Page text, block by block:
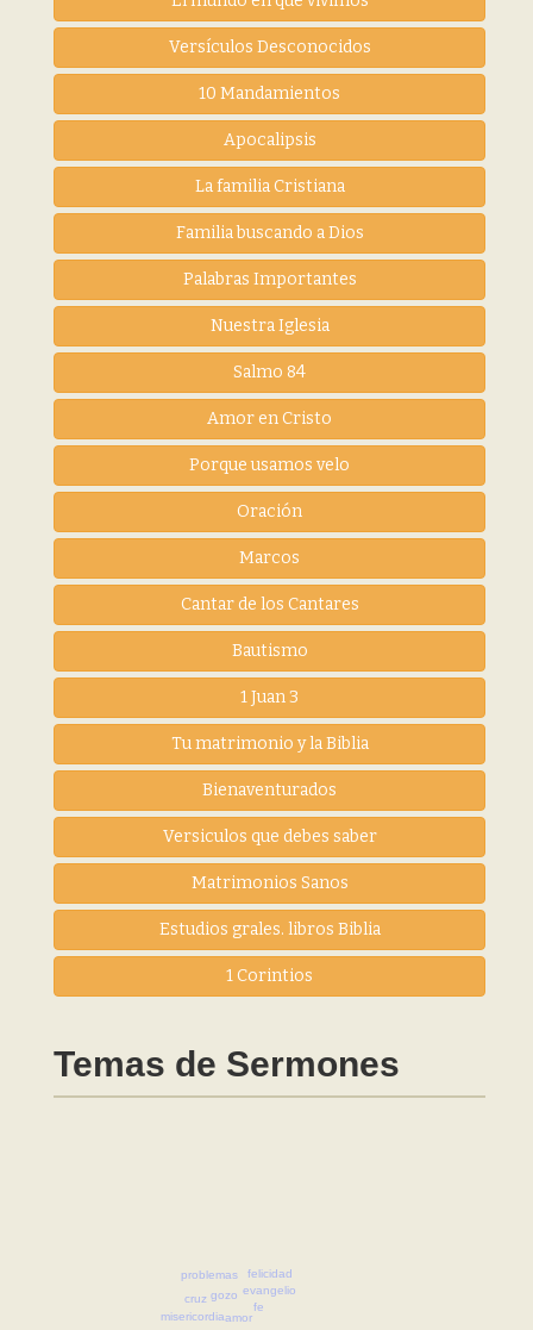
Versículos Desconocidos
10 Mandamientos
Apocalipsis
La familia Cristiana
Familia buscando a Dios
Palabras Importantes
Nuestra Iglesia
Salmo 84
Amor en Cristo
Porque usamos velo
Oración
Marcos
Cantar de los Cantares
Bautismo
1 Juan 3
Tu matrimonio y la Biblia
Bienaventurados
Versiculos que debes saber
Matrimonios Sanos
Estudios grales. libros Biblia
1 Corintios
Temas de Sermones
amor
misericordia
fe
gozo evangelio
cruz
felicidad
problemas